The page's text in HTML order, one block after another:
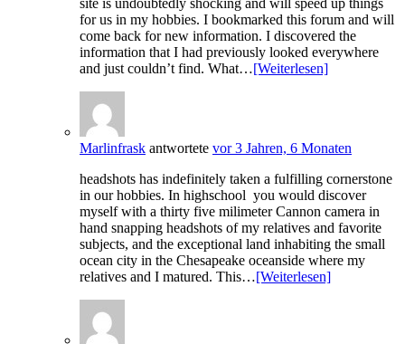
site is undoubtedly shocking and will speed up things
for us in my hobbies. I bookmarked this forum and will
come back for new information. I discovered the
information that I had previously looked everywhere
and just couldn’t find. What…[Weiterlesen]
Marlinfrask antwortete vor 3 Jahren, 6 Monaten
headshots has indefinitely taken a fulfilling cornerstone
in our hobbies. In highschool you would discover
myself with a thirty five milimeter Cannon camera in
hand snapping headshots of my relatives and favorite
subjects, and the exceptional land inhabiting the small
ocean city in the Chesapeake oceanside where my
relatives and I matured. This…[Weiterlesen]